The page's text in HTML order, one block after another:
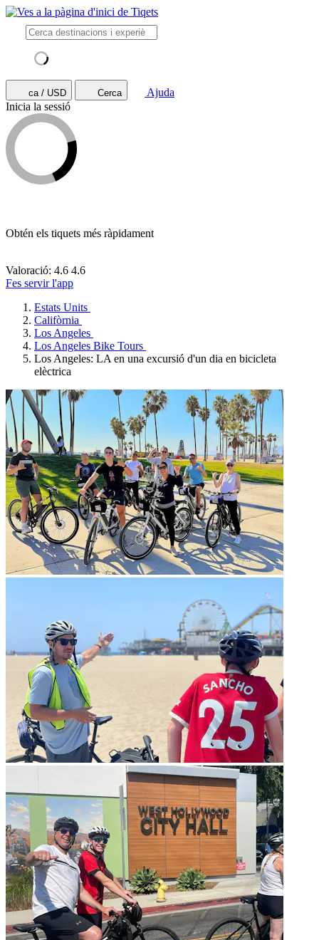
ca / USD Cerca
Ajuda
Inicia la sessió
Obtén els tiquets més ràpidament
Valoració: 4.6 4.6
Fes servir l'app
Estats Units
Califòrnia
Los Angeles
Los Angeles Bike Tours
Los Angeles: LA en una excursió d'un dia en bicicleta
elèctrica